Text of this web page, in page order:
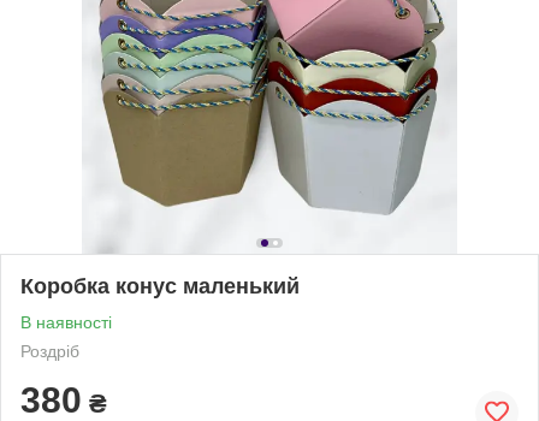
Коробка конус маленький
В наявності
Роздріб
380 ₴